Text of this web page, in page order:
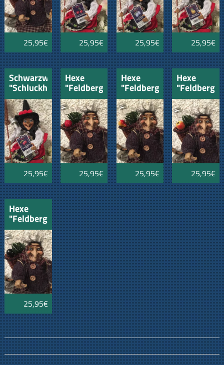
25,95€ 25,95€ 25,95€ 25,95€
Schwarzwälder
"Schluckhexe"
mit
Himbeergeist
25,95€
Hexe
"Feldberg"
mit
Himbeergeist
25,95€
Hexe
"Feldberg"
mit
Birnen-
Schnäpsle
25,95€
Hexe
"Feldberg"
mit
Badischem
Obstler
25,95€
Hexe
"Feldberg"
mit
Zwetschgenwässerle
25,95€